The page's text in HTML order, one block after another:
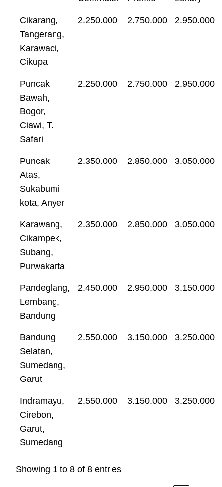
Cikarang,
Tangerang,
Karawaci,
Cikupa
2.250.000 2.750.000 2.950.000
Puncak
Bawah,
Bogor,
Ciawi, T.
Safari
2.250.000 2.750.000 2.950.000
Puncak
Atas,
Sukabumi
kota, Anyer
2.350.000 2.850.000 3.050.000
Karawang,
Cikampek,
Subang,
Purwakarta
2.350.000 2.850.000 3.050.000
Pandeglang,
Lembang,
Bandung
2.450.000 2.950.000 3.150.000
Bandung
Selatan,
Sumedang,
Garut
2.550.000 3.150.000 3.250.000
Indramayu,
Cirebon,
Garut,
Sumedang
2.550.000 3.150.000 3.250.000
Showing 1 to 8 of 8 entries